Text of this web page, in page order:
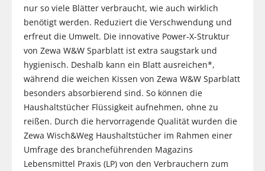
nur so viele Blätter verbraucht, wie auch wirklich
benötigt werden. Reduziert die Verschwendung und
erfreut die Umwelt. Die innovative Power-X-Struktur
von Zewa W&W Sparblatt ist extra saugstark und
hygienisch. Deshalb kann ein Blatt ausreichen*,
während die weichen Kissen von Zewa W&W Sparblatt
besonders absorbierend sind. So können die
Haushaltstücher Flüssigkeit aufnehmen, ohne zu
reißen. Durch die hervorragende Qualität wurden die
Zewa Wisch&Weg Haushaltstücher im Rahmen einer
Umfrage des brancheführenden Magazins
Lebensmittel Praxis (LP) von den Verbrauchern zum